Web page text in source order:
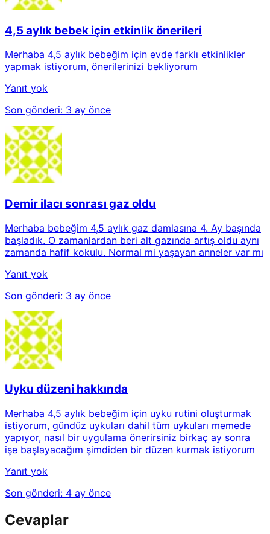
4,5 aylık bebek için etkinlik önerileri
Merhaba 4,5 aylık bebeğim için evde farklı etkinlikler
yapmak istiyorum, önerilerinizi bekliyorum
Yanıt yok
Son gönderi: 3 ay önce
Demir ilacı sonrası gaz oldu
Merhaba bebeğim 4,5 aylık gaz damlasına 4. Ay başında
başladık. O zamanlardan beri alt gazında artış oldu aynı
zamanda hafif kokulu. Normal mi yaşayan anneler var mı
Yanıt yok
Son gönderi: 3 ay önce
Uyku düzeni hakkında
Merhaba 4,5 aylık bebeğim için uyku rutini oluşturmak
istiyorum, gündüz uykuları dahil tüm uykuları memede
yapıyor, nasıl bir uygulama önerirsiniz birkaç ay sonra
işe başlayacağım şimdiden bir düzen kurmak istiyorum
Yanıt yok
Son gönderi: 4 ay önce
Cevaplar